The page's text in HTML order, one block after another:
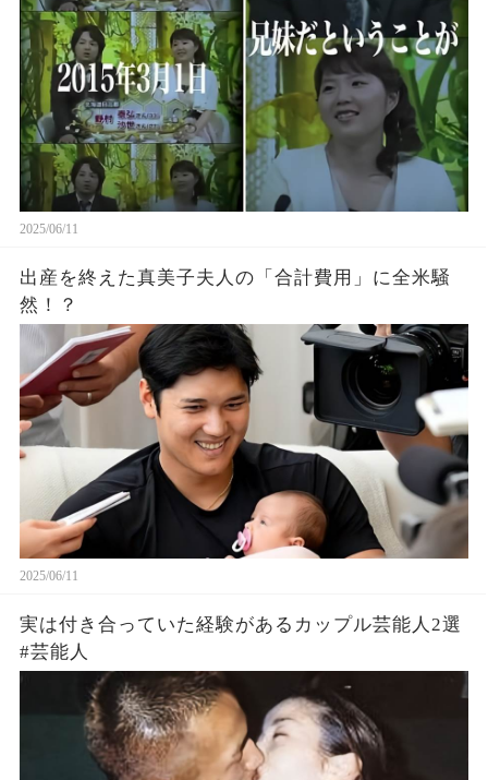
2025/06/11
出産を終えた真美子夫人の「合計費用」に全米騒
然！？
2025/06/11
実は付き合っていた経験があるカップル芸能人2選
#芸能人